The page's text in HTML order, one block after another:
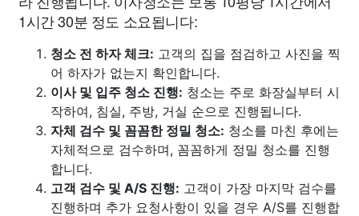
1시간 30분 정도 소요됩니다:
청소 전 하자 체크: 고객의 집을 점검하고 사진을 찍
어 하자가 없는지 확인합니다.
이사 및 입주 청소 진행: 청소는 주로 화장실부터 시
작하여, 침실, 주방, 거실 순으로 진행됩니다.
자체 검수 및 꼼꼼한 정밀 청소: 청소를 마친 후에는
자체적으로 검수하며, 꼼꼼하게 정밀 청소를 진행
합니다.
고객 검수 및 A/S 진행: 고객이 가장 마지막 검수를
진행하며 추가 요청사항이 있을 경우 A/S를 진행합